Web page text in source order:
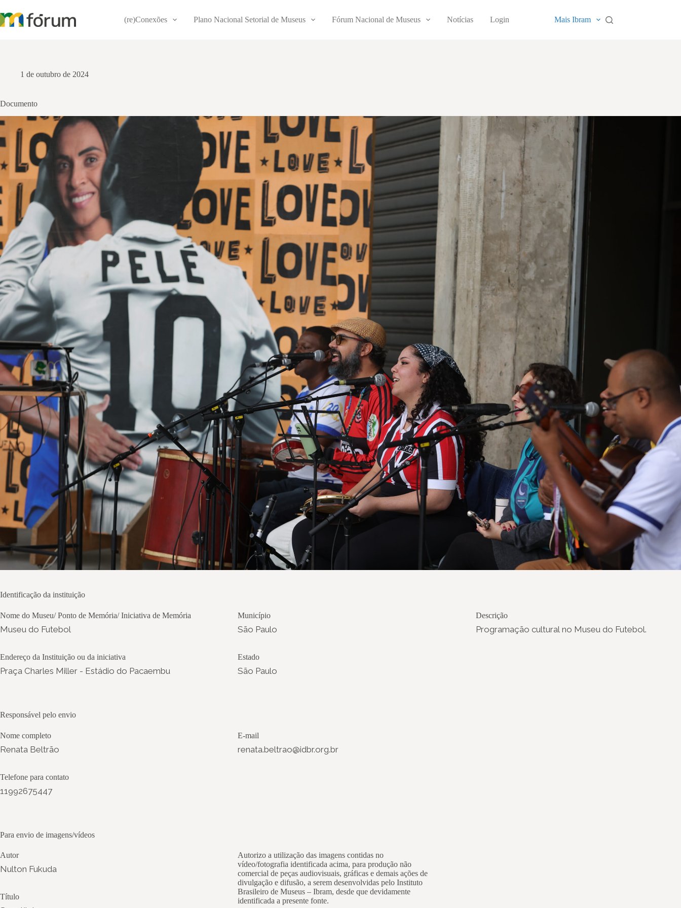
para
o
(re)Conexões Plano Nacional Setorial de Museus Fórum Nacional de Museus Notícias Login Mais Ibram
1 de outubro de 2024
Documento
Identificação da instituição
Nome do Museu/ Ponto de Memória/ Iniciativa de Memória
Museu do Futebol
Endereço da Instituição ou da iniciativa
Praça Charles Miller - Estádio do Pacaembu
Município
São Paulo
Estado
São Paulo
Descrição
Programação cultural no Museu do Futebol.
Responsável pelo envio
Nome completo
Renata Beltrão
Telefone para contato
11992675447
E-mail
renata.beltrao@idbr.org.br
Para envio de imagens/vídeos
Autor
Nulton Fukuda
Título
Autorizo a utilização das imagens contidas no
vídeo/fotografia identificada acima, para produção não
comercial de peças audiovisuais, gráficas e demais ações de
divulgação e difusão, a serem desenvolvidas pelo Instituto
Brasileiro de Museus – Ibram, desde que devidamente
identificada a presente fonte.